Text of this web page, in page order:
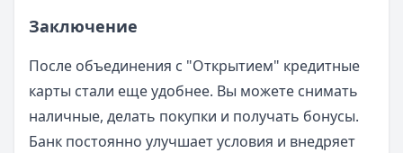
Заключение
После объединения с "Открытием" кредитные
карты стали еще удобнее. Вы можете снимать
наличные, делать покупки и получать бонусы.
Банк постоянно улучшает условия и внедряет